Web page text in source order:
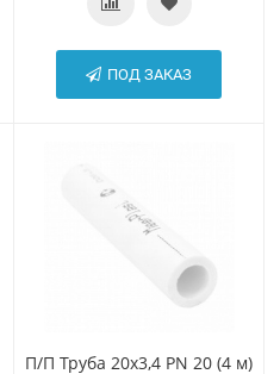
ПОД ЗАКАЗ
П/П Труба 20х3,4 PN 20 (4 м)